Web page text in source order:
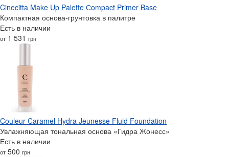
Cinecitta Make Up Palette Сompact Primer Base
Компактная основа-грунтовка в палитре
Есть в наличии
от 1 531 грн
Couleur Caramel Hydra Jeunesse Fluid Foundation
Увлажняющая тональная основа «Гидра Жонесс»
Есть в наличии
от 500 грн